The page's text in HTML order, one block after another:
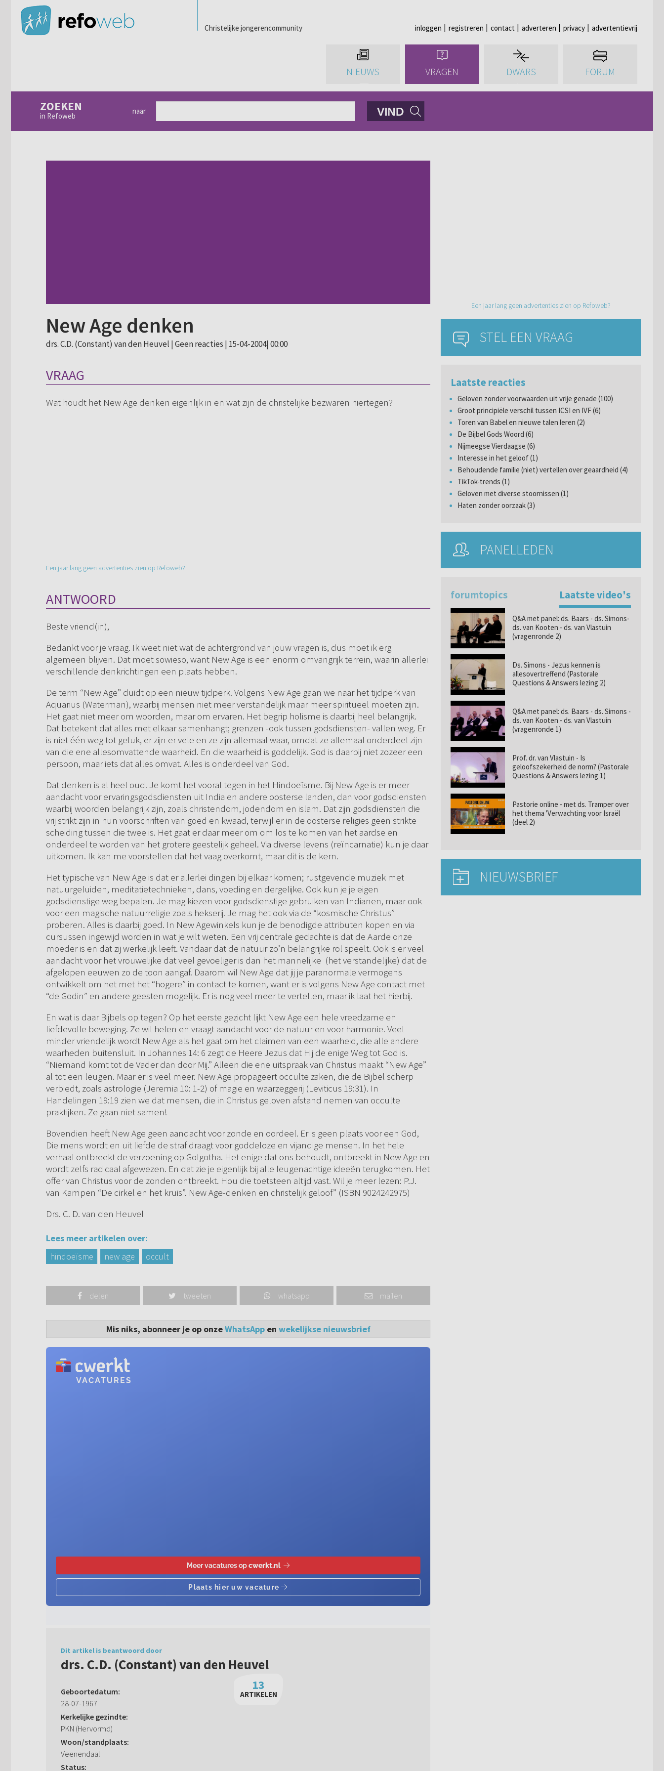
Christelijke jongerencommunity inloggen registreren contact adverteren privacy advertentievrij
NIEUWS VRAGEN DWARS FORUM
ZOEKEN
in Refoweb
naar VIND
New Age denken
drs. C.D. (Constant) van den Heuvel | Geen reacties | 15-04-2004| 00:00
VRAAG
Wat houdt het New Age denken eigenlijk in en wat zijn de christelijke bezwaren hiertegen?
Een jaar lang geen advertenties zien op Refoweb?
ANTWOORD
Beste vriend(in),
Bedankt voor je vraag. Ik weet niet wat de achtergrond van jouw vragen is, dus moet ik erg
algemeen blijven. Dat moet sowieso, want New Age is een enorm omvangrijk terrein, waarin allerlei
verschillende denkrichtingen een plaats hebben.
De term “New Age” duidt op een nieuw tijdperk. Volgens New Age gaan we naar het tijdperk van
Aquarius (Waterman), waarbij mensen niet meer verstandelijk maar meer spiritueel moeten zijn.
Het gaat niet meer om woorden, maar om ervaren. Het begrip holisme is daarbij heel belangrijk.
Dat betekent dat alles met elkaar samenhangt; grenzen -ook tussen godsdiensten- vallen weg. Er
is niet één weg tot geluk, er zijn er vele en ze zijn allemaal waar, omdat ze allemaal onderdeel zijn
van die ene allesomvattende waarheid. En die waarheid is goddelijk. God is daarbij niet zozeer een
persoon, maar iets dat alles omvat. Alles is onderdeel van God.
Dat denken is al heel oud. Je komt het vooral tegen in het Hindoeïsme. Bij New Age is er meer
aandacht voor ervaringsgodsdiensten uit India en andere oosterse landen, dan voor godsdiensten
waarbij woorden belangrijk zijn, zoals christendom, jodendom en islam. Dat zijn godsdiensten die
vrij strikt zijn in hun voorschriften van goed en kwaad, terwijl er in de oosterse religies geen strikte
scheiding tussen die twee is. Het gaat er daar meer om om los te komen van het aardse en
onderdeel te worden van het grotere geestelijk geheel. Via diverse levens (reïncarnatie) kun je daar
uitkomen. Ik kan me voorstellen dat het vaag overkomt, maar dit is de kern.
Het typische van New Age is dat er allerlei dingen bij elkaar komen; rustgevende muziek met
natuurgeluiden, meditatietechnieken, dans, voeding en dergelijke. Ook kun je je eigen
godsdienstige weg bepalen. Je mag kiezen voor godsdienstige gebruiken van Indianen, maar ook
voor een magische natuurreligie zoals hekserij. Je mag het ook via de “kosmische Christus”
proberen. Alles is daarbij goed. In New Agewinkels kun je de benodigde attributen kopen en via
cursussen ingewijd worden in wat je wilt weten. Een vrij centrale gedachte is dat de Aarde onze
moeder is en dat zij werkelijk leeft. Vandaar dat de natuur zo’n belangrijke rol speelt. Ook is er veel
aandacht voor het vrouwelijke dat veel gevoeliger is dan het mannelijke (het verstandelijke) dat de
afgelopen eeuwen zo de toon aangaf. Daarom wil New Age dat jij je paranormale vermogens
ontwikkelt om het met het “hogere” in contact te komen, want er is volgens New Age contact met
“de Godin” en andere geesten mogelijk. Er is nog veel meer te vertellen, maar ik laat het hierbij.
En wat is daar Bijbels op tegen? Op het eerste gezicht lijkt New Age een hele vreedzame en
liefdevolle beweging. Ze wil helen en vraagt aandacht voor de natuur en voor harmonie. Veel
minder vriendelijk wordt New Age als het gaat om het claimen van een waarheid, die alle andere
waarheden buitensluit. In Johannes 14: 6 zegt de Heere Jezus dat Hij de enige Weg tot God is.
“Niemand komt tot de Vader dan door Mij.” Alleen die ene uitspraak van Christus maakt “New Age”
al tot een leugen. Maar er is veel meer. New Age propageert occulte zaken, die de Bijbel scherp
verbiedt, zoals astrologie (Jeremia 10: 1-2) of magie en waarzeggerij (Leviticus 19:31). In
Handelingen 19:19 zien we dat mensen, die in Christus geloven afstand nemen van occulte
praktijken. Ze gaan niet samen!
Bovendien heeft New Age geen aandacht voor zonde en oordeel. Er is geen plaats voor een God,
Die mens wordt en uit liefde de straf draagt voor goddeloze en vijandige mensen. In het hele
verhaal ontbreekt de verzoening op Golgotha. Het enige dat ons behoudt, ontbreekt in New Age en
wordt zelfs radicaal afgewezen. En dat zie je eigenlijk bij alle leugenachtige ideeën terugkomen. Het
offer van Christus voor de zonden ontbreekt. Hou die toetsteen altijd vast. Wil je meer lezen: P.J.
van Kampen “De cirkel en het kruis”. New Age-denken en christelijk geloof” (ISBN 9024242975)
Drs. C. D. van den Heuvel
Lees meer artikelen over:
hindoeïsme
new age occult
delen tweeten whatsapp mailen
Mis niks, abonneer je op onzeWhatsAppen wekelijkse nieuwsbrief
Dit artikel is beantwoord door
drs. C.D. (Constant) van den Heuvel
Geboortedatum:
28-07-1967
Kerkelijke gezindte:
PKN (Hervormd)
Woon/standplaats:
Veenendaal
Status:
13
ARTIKELEN
Een jaar lang geen advertenties zien op Refoweb?
STEL EEN VRAAG
Laatste reacties
Geloven zonder voorwaarden uit vrije genade (100)
Groot principiële verschil tussen ICSI en IVF (6)
Toren van Babel en nieuwe talen leren (2)
De Bijbel Gods Woord (6)
Nijmeegse Vierdaagse (6)
Interesse in het geloof (1)
Behoudende familie (niet) vertellen over geaardheid (4)
TikTok-trends (1)
Geloven met diverse stoornissen (1)
Haten zonder oorzaak (3)
PANELLEDEN
forumtopics Laatste video's
Q&A met panel: ds. Baars - ds. Simons-
ds. van Kooten - ds. van Vlastuin
(vragenronde 2)
Ds. Simons - Jezus kennen is
allesovertreffend (Pastorale
Questions & Answers lezing 2)
Q&A met panel: ds. Baars - ds. Simons -
ds. van Kooten - ds. van Vlastuin
(vragenronde 1)
Prof. dr. van Vlastuin - Is
geloofszekerheid de norm? (Pastorale
Questions & Answers lezing 1)
Pastorie online - met ds. Tramper over
het thema 'Verwachting voor Israël
(deel 2)
NIEUWSBRIEF